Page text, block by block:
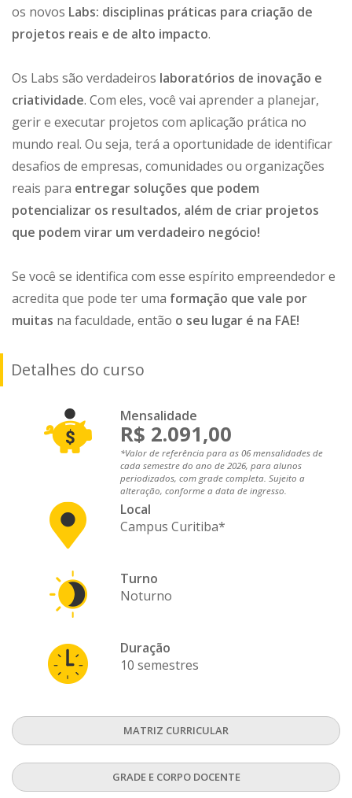
os novos Labs: disciplinas práticas para criação de
projetos reais e de alto impacto.
Os Labs são verdadeiros laboratórios de inovação e
criatividade. Com eles, você vai aprender a planejar,
gerir e executar projetos com aplicação prática no
mundo real. Ou seja, terá a oportunidade de identificar
desafios de empresas, comunidades ou organizações
reais para entregar soluções que podem
potencializar os resultados, além de criar projetos
que podem virar um verdadeiro negócio!
Se você se identifica com esse espírito empreendedor e
acredita que pode ter uma formação que vale por
muitas na faculdade, então o seu lugar é na FAE!
Detalhes do curso
Mensalidade
R$ 2.091,00
*Valor de referência para as 06 mensalidades de
cada semestre do ano de 2026, para alunos
periodizados, com grade completa. Sujeito a
alteração, conforme a data de ingresso.
Local
Campus Curitiba*
Turno
Noturno
Duração
10 semestres
MATRIZ CURRICULAR
GRADE E CORPO DOCENTE